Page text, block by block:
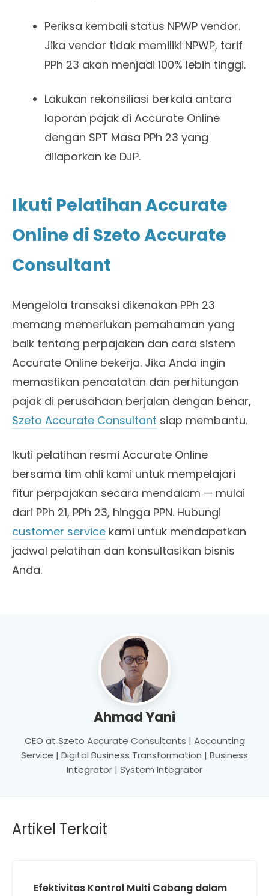
Periksa kembali status NPWP vendor.
Jika vendor tidak memiliki NPWP, tarif
PPh 23 akan menjadi 100% lebih tinggi.
Lakukan rekonsiliasi berkala antara
laporan pajak di Accurate Online
dengan SPT Masa PPh 23 yang
dilaporkan ke DJP.
Ikuti Pelatihan Accurate
Online di Szeto Accurate
Consultant
Mengelola transaksi dikenakan PPh 23
memang memerlukan pemahaman yang
baik tentang perpajakan dan cara sistem
Accurate Online bekerja. Jika Anda ingin
memastikan pencatatan dan perhitungan
pajak di perusahaan berjalan dengan benar,
Szeto Accurate Consultant siap membantu.
Ikuti pelatihan resmi Accurate Online
bersama tim ahli kami untuk mempelajari
fitur perpajakan secara mendalam — mulai
dari PPh 21, PPh 23, hingga PPN. Hubungi
customer service kami untuk mendapatkan
jadwal pelatihan dan konsultasikan bisnis
Anda.
Ahmad Yani
CEO at Szeto Accurate Consultants | Accounting
Service | Digital Business Transformation | Business
Integrator | System Integrator
Artikel Terkait
Efektivitas Kontrol Multi Cabang dalam